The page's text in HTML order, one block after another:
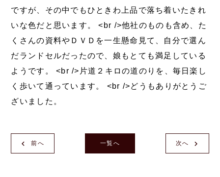
ですが、その中でもひときわ上品で落ち着いたきれ
いな色だと思います。 <br />他社のものも含め、た
くさんの資料やＤＶＤを一生懸命見て、自分で選ん
だランドセルだったので、娘もとても満足している
ようです。 <br />片道２キロの道のりを、毎日楽し
く歩いて通っています。 <br />どうもありがとうご
ざいました。
前へ 次へ
一覧へ